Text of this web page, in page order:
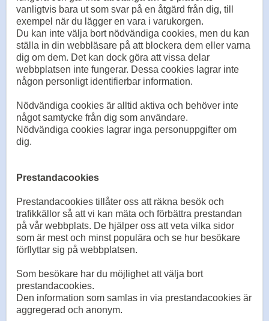
vanligtvis bara ut som svar på en åtgärd från dig, till
exempel när du lägger en vara i varukorgen.
Du kan inte välja bort nödvändiga cookies, men du kan
ställa in din webbläsare på att blockera dem eller varna
dig om dem. Det kan dock göra att vissa delar
webbplatsen inte fungerar. Dessa cookies lagrar inte
någon personligt identifierbar information.
Nödvändiga cookies är alltid aktiva och behöver inte
något samtycke från dig som användare.
Nödvändiga cookies lagrar inga personuppgifter om
dig.
Prestandacookies
Prestandacookies tillåter oss att räkna besök och
trafikkällor så att vi kan mäta och förbättra prestandan
på vår webbplats. De hjälper oss att veta vilka sidor
som är mest och minst populära och se hur besökare
förflyttar sig på webbplatsen.
Som besökare har du möjlighet att välja bort
prestandacookies.
Den information som samlas in via prestandacookies är
aggregerad och anonym.